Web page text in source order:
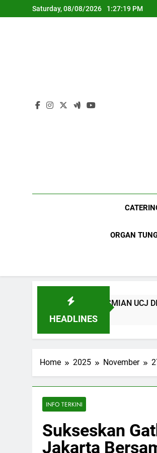
to
Saturday, 08/08/2026 1:27:20 PM
ORGAN
HEADLINES
– PERESMIAN UCJ DI UNIVERSITY
Home 2025 November
INFO TERKINI
Sukseskan
Jakarta